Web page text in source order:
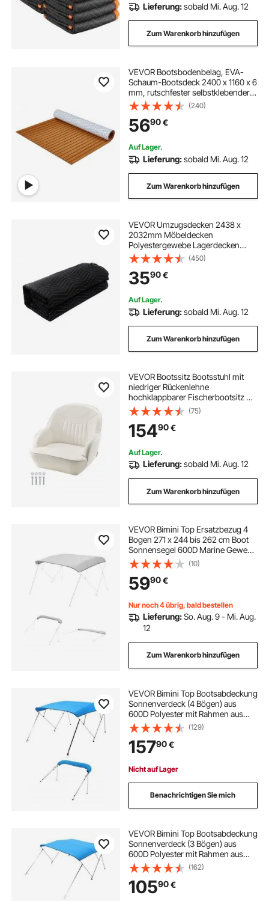
Lieferung:sobald Mi. Aug. 12
Zum Warenkorb hinzufügen
VEVOR Bootsbodenbelag, EVA-
Schaum-Bootsdeck 2400 x 1160 x 6
mm, rutschfester selbstklebender
Bodenbelag, 27840 cm² großer
Marineteppich für Boote, Yachten,
Pontons, Kajakdecks
(240)
5690€
Auf Lager.
Lieferung:sobald Mi. Aug. 12
Zum Warenkorb hinzufügen
VEVOR Umzugsdecken 2438 x
2032mm Möbeldecken
Polyestergewebe Lagerdecken
Umzug Packdecken Transport-
Decken Möbelpackdecken
Verpackungsdecken zum Schutz für
Möbel
(450)
3590€
Auf Lager.
Lieferung:sobald Mi. Aug. 12
Zum Warenkorb hinzufügen
VEVOR Bootssitz Bootsstuhl mit
niedriger Rückenlehne
hochklappbarer Fischerbootsitz mit
verdicktem Schwammkissen &
PVC-Leder & ergonomischem
Design Bootssitz für Fischerboote
Yachten Schiffe weiß
(75)
15490€
Auf Lager.
Lieferung:sobald Mi. Aug. 12
Zum Warenkorb hinzufügen
VEVOR Bimini Top Ersatzbezug 4
Bogen 271 x 244 bis 262 cm Boot
Sonnensegel 600D Marine Gewebe
Wasserdicht Sonnenschutz
Bootverdeck mit
Aufbewahrungstasche
Reißverschluss Manschette ohne
Gestell
(10)
5990€
Nur noch 4 übrig, bald bestellen
Lieferung:So. Aug. 9 - Mi. Aug.
12
Zum Warenkorb hinzufügen
VEVOR Bimini Top Bootsabdeckung
Sonnenverdeck (4 Bögen) aus
600D Polyester mit Rahmen aus
Aluminiumlegierung, wasserdichte
Sonnenschutz-Bootsmarkise mit
Aufbewahrungstasche, 185-198 cm
(B) Blau
(129)
15790€
Nicht auf Lager
Benachrichtigen Sie mich
VEVOR Bimini Top Bootsabdeckung
Sonnenverdeck (3 Bögen) aus
600D Polyester mit Rahmen aus
Aluminiumlegierung, wasserdichte
Sonnenschutz-Bootsmarkise mit
Aufbewahrungstasche, 137-152 cm
(B) Blau
(162)
10590€